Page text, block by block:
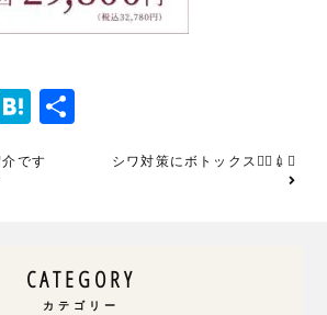
Facebook
Hatena
です
シワ対策にボトックス👨‍⚕️💉✨
CATEGORY
カテゴリー